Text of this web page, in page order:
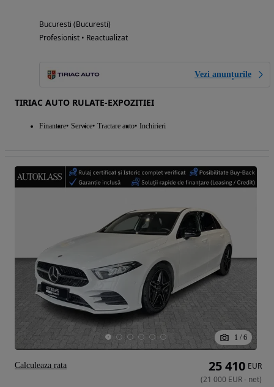
Bucuresti (Bucuresti)
Profesionist • Reactualizat
Vezi anunțurile
TIRIAC AUTO RULATE-EXPOZITIEI
Finantare Service Tractare auto Inchirieri
1 / 6
25 410 EUR
(21 000 EUR- net)
Calculeaza rata